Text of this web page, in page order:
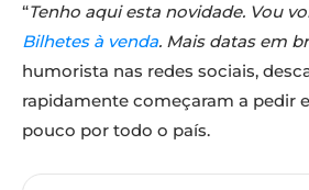
“Tenho aqui esta novidade. Vou
Bilhetes à venda. Mais datas em
humorista nas redes sociais,
rapidamente começaram a pedir
pouco por todo o país.